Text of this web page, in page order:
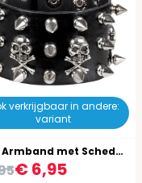
verkrijgbaar in andere:
variant
Biker Armband met Schedels
€ 6,95